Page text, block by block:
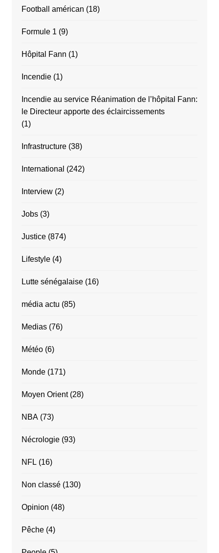
Football américan (18)
Formule 1 (9)
Hôpital Fann (1)
Incendie(1)
Incendie au service Réanimation de l’hôpital Fann:
le Directeur apporte des éclaircissements
(1)
Infrastructure(38)
International (242)
Interview(2)
Jobs(3)
Justice(874)
Lifestyle(4)
Lutte sénégalaise(16)
média actu (85)
Medias(76)
Météo(6)
Monde(171)
Moyen Orient(28)
NBA(73)
Nécrologie(93)
NFL (16)
Non classé(130)
Opinion (48)
Pêche(4)